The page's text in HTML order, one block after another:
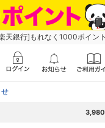
天銀行]もれなく1000ポイント
3,980